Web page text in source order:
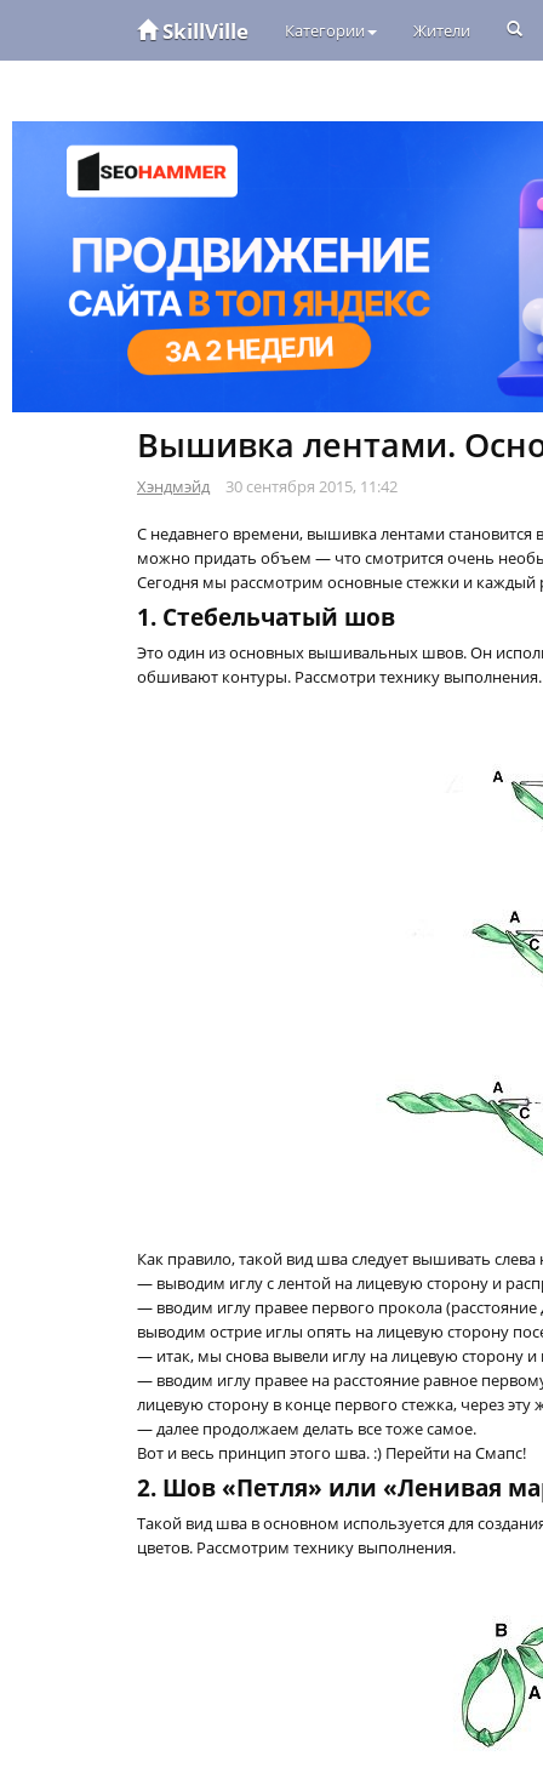
SkillVille Категории Жители
Вышивка лентами.
Хэндмэйд 30 сентября 2015, 11:42
С недавнего времени, вышивка лентами становится
можно придать объем — что смотрится очень
Сегодня мы рассмотрим основные стежки и каждый
1. Стебельчатый шов
Это один из основных вышивальных швов. Он
обшивают контуры. Рассмотри технику выполнения.
Как правило, такой вид шва следует вышивать слева
— выводим иглу с лентой на лицевую сторону и
— вводим иглу правее первого прокола
выводим острие иглы опять на лицевую сторону
— итак, мы снова вывели иглу на лицевую сторону
— вводим иглу правее на расстояние равное
лицевую сторону в конце первого стежка, через эту
— далее продолжаем делать все тоже самое.
Вот и весь принцип этого шва. :) Перейти на Смапс!
2. Шов «Петля» или «Ленивая
Такой вид шва в основном используется для
цветов. Рассмотрим технику выполнения.